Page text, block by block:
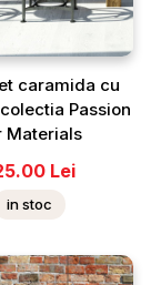
caramida cu
Passion
Materials
Lei
in stoc